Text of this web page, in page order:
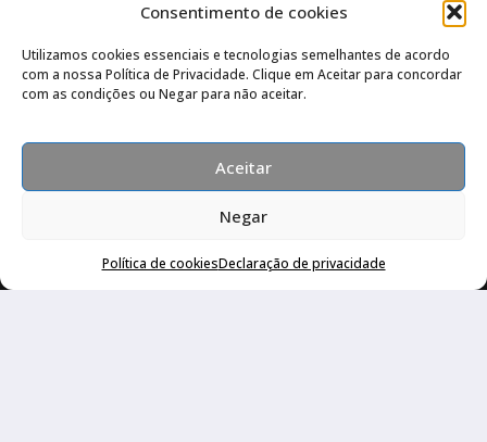
Consentimento de cookies
Utilizamos cookies essenciais e tecnologias semelhantes de acordo
com a nossa Política de Privacidade. Clique em Aceitar para concordar
com as condições ou Negar para não aceitar.
Aceitar
Negar
Política de cookiesDeclaração de privacidade
3
Quatro Rodas 1995 a 1999: Ka, Marea,
grandes esportivos e mais
17/07/2026
Compre pelo Whatsapp